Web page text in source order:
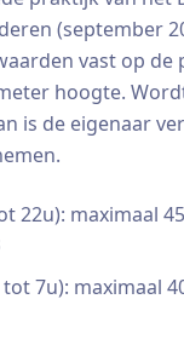
(september
vast op de
hoogte.
is de eigenaar
22u): maximaal
7u): maximaal